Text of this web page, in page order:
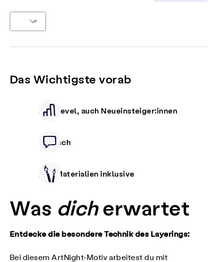
Das Wichtigste vorab
Alle Level, auch Neueinsteiger:innen
Deutsch
Alle Materialien inklusive
Was dicherwartet
Entdecke die besondere Technik des Layerings:
Bei diesem ArtNight-Motiv arbeitest du mit